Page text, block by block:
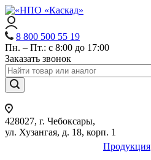
8 800 500 55 19
Пн. – Пт.: с 8:00 до 17:00
Заказать звонок
428027, г. Чебоксары,
ул. Хузангая, д. 18, корп. 1
Продукция